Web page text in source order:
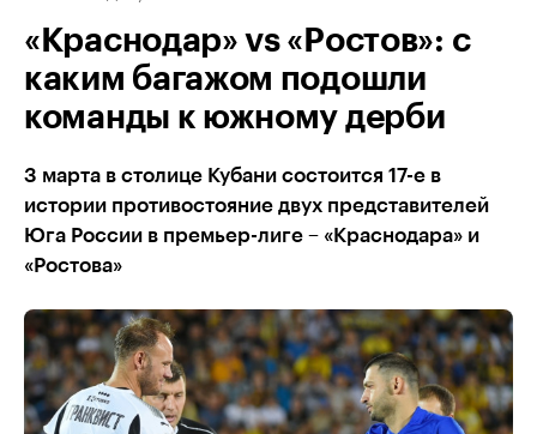
«Краснодар» vs «Ростов»: с
каким багажом подошли
команды к южному дерби
3 марта в столице Кубани состоится 17-е в
истории противостояние двух представителей
Юга России в премьер-лиге – «Краснодара» и
«Ростова»